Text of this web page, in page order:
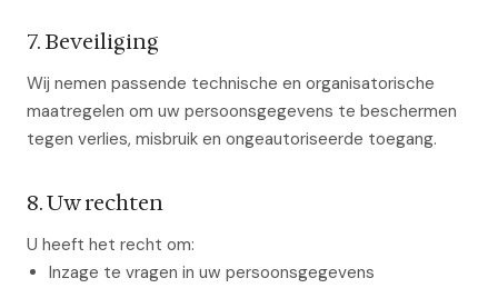
7. Beveiliging
Wij nemen passende technische en organisatorische
maatregelen om uw persoonsgegevens te beschermen
tegen verlies, misbruik en ongeautoriseerde toegang.
8. Uw rechten
U heeft het recht om:
Inzage te vragen in uw persoonsgegevens